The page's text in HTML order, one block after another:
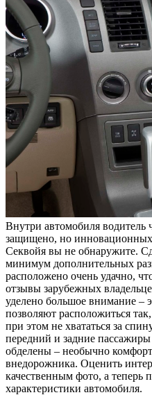
Внутри автомобиля водитель
защищено, но
Секвойя вы не обнаружите.
минимум дополнительных
расположено очень удачно,
отзывы зарубежных
уделено большое внимание –
позволяют расположиться
при этом не хвататься за
передний и задние
обделены – необычно
внедорожника. Оценить
качественным фото, а теперь
характеристики автомобиля.